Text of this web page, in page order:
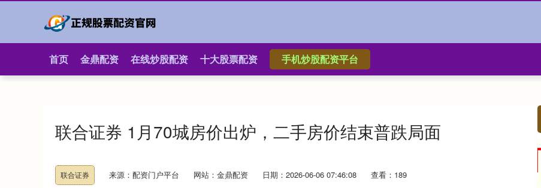
首页 金鼎配资 在线炒股配资 十大股票配资 手机炒股配资平台
联合证券 1月70城房价出炉，二手房价结束普跌局面
联合证券 来源：配资门户平台 网站：金鼎配资 日期：2026-06-06 07:46:08 查看：189